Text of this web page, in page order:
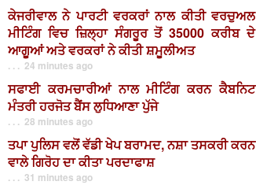
ਕੇਜਰੀਵਾਲ ਨੇ ਪਾਰਟੀ ਵਰਕਰਾਂ ਨਾਲ ਕੀਤੀ ਵਰਚੁਅਲ
ਮੀਟਿੰਗ ਵਿਚ ਜ਼ਿਲ੍ਹਾ ਸੰਗਰੂਰ ਤੋਂ 35000 ਕਰੀਬ ਦੇ
ਆਗੂਆਂ ਅਤੇ ਵਰਕਰਾਂ ਨੇ ਕੀਤੀ ਸ਼ਮੂਲੀਅਤ
. . . 24 minutes ago
ਸਫਾਈ ਕਰਮਚਾਰੀਆਂ ਨਾਲ ਮੀਟਿੰਗ ਕਰਨ ਕੈਬਨਿਟ
ਮੰਤਰੀ ਹਰਜੋਤ ਬੈਂਸ ਲੁਧਿਆਣਾ ਪੁੱਜੇ
. . . 28 minutes ago
ਤਪਾ ਪੁਲਿਸ ਵਲੋਂ ਵੱਡੀ ਖੇਪ ਬਰਾਮਦ, ਨਸ਼ਾ ਤਸਕਰੀ ਕਰਨ
ਵਾਲੇ ਗਿਰੋਹ ਦਾ ਕੀਤਾ ਪਰਦਾਫਾਸ਼
. . . 31 minutes ago